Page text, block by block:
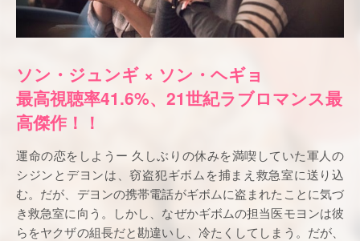
ソン・ジュンギ × ソン・ヘギョ
最高視聴率41.6%、21世紀ラブロマンス最
高傑作！！
運命の恋をしようー 久しぶりの休みを満喫していた軍人の
シジンとデヨンは、窃盗犯ギボムを捕まえ救急室に送り込
む。だが、デヨンの携帯電話がギボムに盗まれたことに気づ
き救急室に向う。しかし、なぜかギボムの担当医モヨンは彼
らをヤクザの組長だと勘違いし、冷たくしてしまう。だが、